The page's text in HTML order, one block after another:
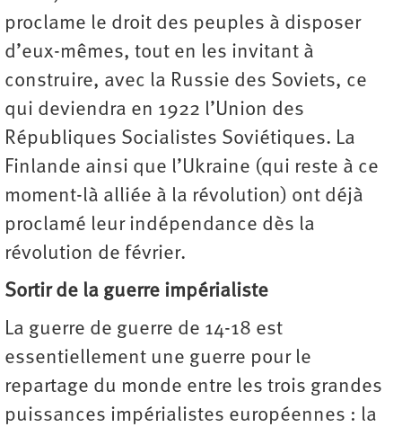
proclame le droit des peuples à disposer
d’eux-mêmes, tout en les invitant à
construire, avec la Russie des Soviets, ce
qui deviendra en 1922 l’Union des
Républiques Socialistes Soviétiques. La
Finlande ainsi que l’Ukraine (qui reste à ce
moment-là alliée à la révolution) ont déjà
proclamé leur indépendance dès la
révolution de février.
Sortir de la guerre impérialiste
La guerre de guerre de 14-18 est
essentiellement une guerre pour le
repartage du monde entre les trois grandes
puissances impérialistes européennes : la